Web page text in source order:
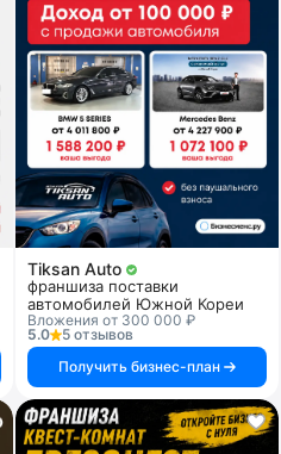
Tiksan Auto
франшиза поставки
автомобилей Южной Кореи
Вложения от 300 000 ₽
5.0
5 отзывов
Получить бизнес-план